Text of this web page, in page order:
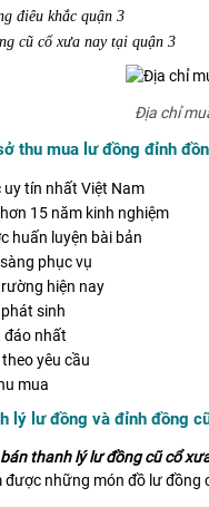
điêu khắc quận 3
cũ cổ xưa nay tại quận 3
Địa chỉ
thu mua lư đồng đỉnh
tín nhất Việt Nam
15 năm kinh nghiệm
huấn luyện bài bản
phục vụ
hiện nay
sinh
đáo nhất
yêu cầu
mua
lý lư đồng và đỉnh đồng
thanh lý lư đồng cũ cổ
những món đồ lư